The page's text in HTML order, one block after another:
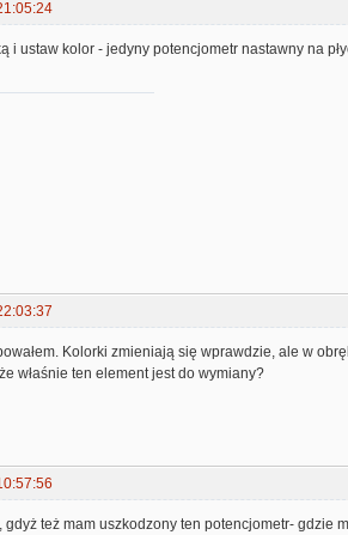
i ustaw kolor - jedyny potencjometr nastawny na
Kolorki zmieniają się wprawdzie, ale w
właśnie ten element jest do wymiany?
gdyż też mam uszkodzony ten potencjometr- gdzie